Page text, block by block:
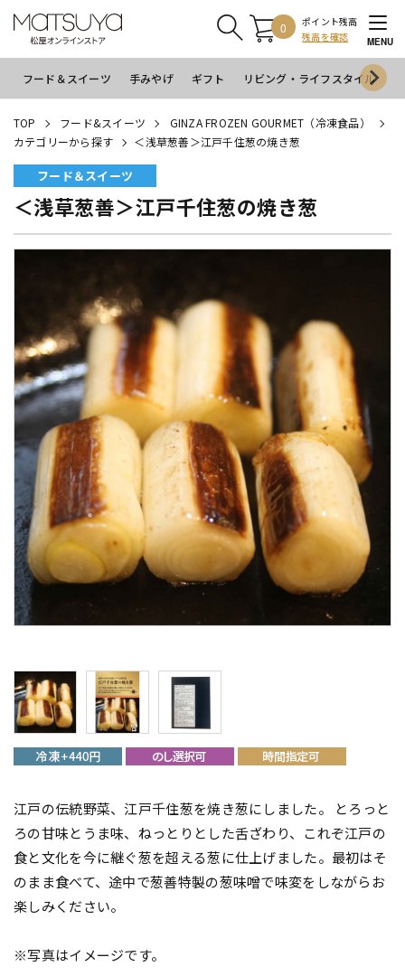
0
ポイント残高
残高を確認
MENU
フード＆スイーツ 手みやげ ギフト リビング・ライフスタイル
TOP フード&スイーツ
GINZA FROZEN GOURMET（冷凍食品）
カテゴリーから探す
＜浅草葱善＞江戸千住葱の焼き葱
フード＆スイーツ
＜浅草葱善＞江戸千住葱の焼き葱
江戸の伝統野菜、江戸千住葱を焼き葱にしました。 とろっと
ろの甘味とうま味、ねっとりとした舌ざわり、これぞ江戸の
食と文化を今に継ぐ葱を超える葱に仕上げました。最初はそ
のまま食べて、途中で葱善特製の葱味噌で味変をしながらお
楽しみください。
※写真はイメージです。